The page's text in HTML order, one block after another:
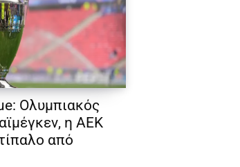
Ολυμπιακός
η ΑΕΚ
από